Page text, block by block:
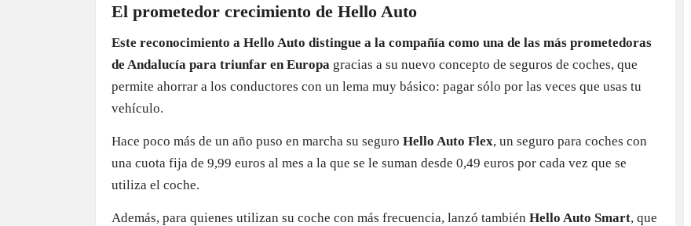
El prometedor crecimiento de Hello Auto
Este reconocimiento a Hello Auto distingue a la compañía como una de las más prometedoras
de Andalucía para triunfar en Europa gracias a su nuevo concepto de seguros de coches, que
permite ahorrar a los conductores con un lema muy básico: pagar sólo por las veces que usas tu
vehículo.
Hace poco más de un año puso en marcha su seguro Hello Auto Flex, un seguro para coches con
una cuota fija de 9,99 euros al mes a la que se le suman desde 0,49 euros por cada vez que se
utiliza el coche.
Además, para quienes utilizan su coche con más frecuencia, lanzó también Hello Auto Smart, que